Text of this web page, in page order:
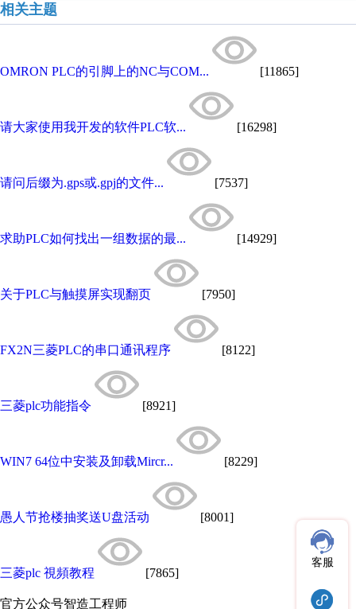
相关主题
OMRON PLC的引脚上的NC与COM... [11865]
请大家使用我开发的软件PLC软... [16298]
请问后缀为.gps或.gpj的文件... [7537]
求助PLC如何找出一组数据的最... [14929]
关于PLC与触摸屏实现翻页 [7950]
FX2N三菱PLC的串口通讯程序 [8122]
三菱plc功能指令 [8921]
WIN7 64位中安装及卸载Mircr... [8229]
愚人节抢楼抽奖送U盘活动 [8001]
三菱plc 視頻教程 [7865]
官方公众号智造工程师
客服